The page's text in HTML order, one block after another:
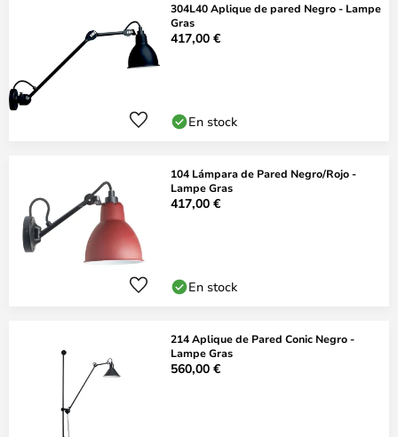
304L40 Aplique de pared Negro - Lampe
Gras
417,00 €
En stock
104 Lámpara de Pared Negro/Rojo -
Lampe Gras
417,00 €
En stock
214 Aplique de Pared Conic Negro -
Lampe Gras
560,00 €